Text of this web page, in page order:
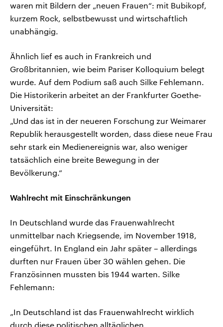
waren mit Bildern der „neuen Frauen“: mit Bubikopf,
kurzem Rock, selbstbewusst und wirtschaftlich
unabhängig.
Ähnlich lief es auch in Frankreich und
Großbritannien, wie beim Pariser Kolloquium belegt
wurde. Auf dem Podium saß auch Silke Fehlemann.
Die Historikerin arbeitet an der Frankfurter Goethe-
Universität:
„Und das ist in der neueren Forschung zur Weimarer
Republik herausgestellt worden, dass diese neue Frau
sehr stark ein Medienereignis war, also weniger
tatsächlich eine breite Bewegung in der
Bevölkerung.“
Wahlrecht mit Einschränkungen
In Deutschland wurde das Frauenwahlrecht
unmittelbar nach Kriegsende, im November 1918,
eingeführt. In England ein Jahr später – allerdings
durften nur Frauen über 30 wählen gehen. Die
Französinnen mussten bis 1944 warten. Silke
Fehlemann:
„In Deutschland ist das Frauenwahlrecht wirklich
durch diese politischen alltäglichen